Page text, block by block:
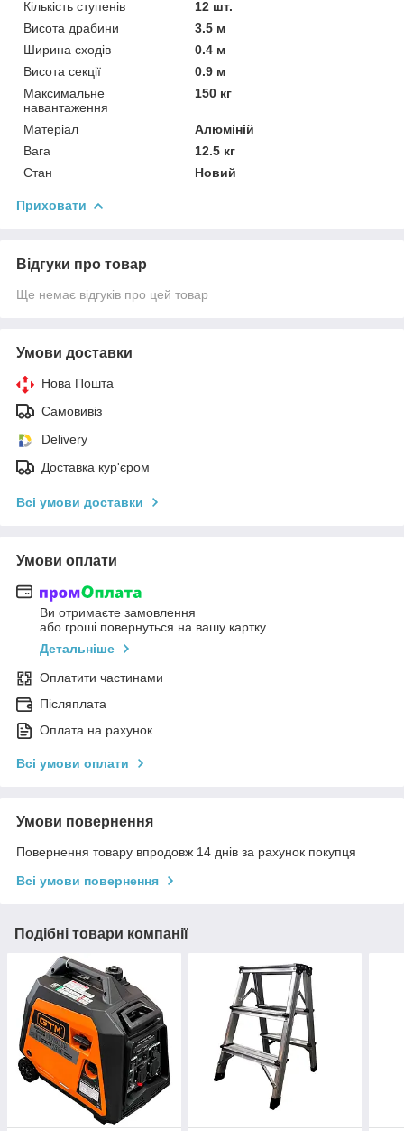
Кількість ступенів
12 шт.
Висота драбини
3.5 м
Ширина сходів
0.4 м
Висота секції
0.9 м
Максимальне
навантаження
150 кг
Матеріал
Алюміній
Вага
12.5 кг
Стан
Новий
Приховати
Відгуки про товар
Ще немає відгуків про цей товар
Умови доставки
Нова Пошта
Самовивіз
Delivery
Доставка кур'єром
Всі умови доставки
Умови оплати
Ви отримаєте замовлення
або гроші повернуться на вашу картку
Детальніше
Оплатити частинами
Післяплата
Оплата на рахунок
Всі умови оплати
Умови повернення
Повернення товару впродовж 14 днів за рахунок покупця
Всі умови повернення
Подібні товари компанії